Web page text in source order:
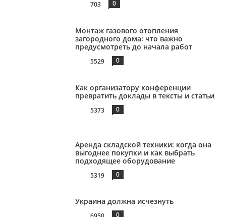
703 0
Монтаж газового отопления
загородного дома: что важно
предусмотреть до начала работ
5529 0
Как организатору конференции
превратить доклады в тексты и статьи
5373 0
Аренда складской техники: когда она
выгоднее покупки и как выбрать
подходящее оборудование
5319 0
Украина должна исчезнуть
0